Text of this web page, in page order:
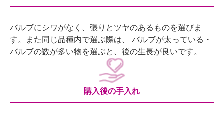
バルブにシワがなく、張りとツヤのあるものを選びま
す。また同じ品種内で選ぶ際は、 バルブが太っている・
バルブの数が多い物を選ぶと、後の生長が良いです。
購入後の手入れ